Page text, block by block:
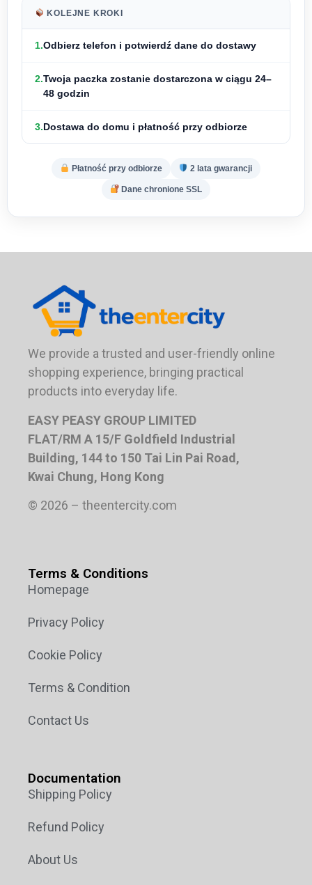
KOLEJNE KROKI
1.Odbierz telefon i potwierdź dane do dostawy
2.Twoja paczka zostanie dostarczona w ciągu 24–
48 godzin
3.Dostawa do domu i płatność przy odbiorze
Płatność przy odbiorze 2 lata gwarancji
Dane chronione SSL
We provide a trusted and user-friendly online
shopping experience, bringing practical
products into everyday life.
EASY PEASY GROUP LIMITED
FLAT/RM A 15/F Goldfield Industrial
Building, 144 to 150 Tai Lin Pai Road,
Kwai Chung, Hong Kong
© 2026 – theentercity.com
Terms & Conditions
Homepage
Privacy Policy
Cookie Policy
Terms & Condition
Contact Us
Documentation
Shipping Policy
Refund Policy
About Us